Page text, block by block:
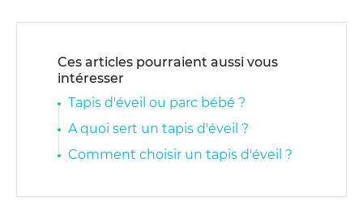
Ces articles pourraient aussi vous
intéresser
Tapis d'éveil ou parc bébé ?
A quoi sert un tapis d'éveil ?
Comment choisir un tapis d'éveil ?